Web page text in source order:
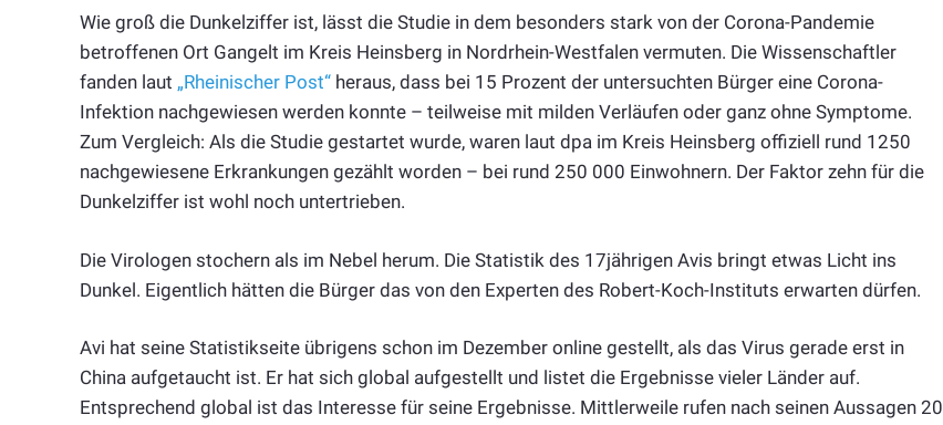
Wie groß die Dunkelziffer ist, lässt die Studie in dem besonders stark von der Corona-Pandemie
betroffenen Ort Gangelt im Kreis Heinsberg in Nordrhein-Westfalen vermuten. Die Wissenschaftler
fanden laut „Rheinischer Post“ heraus, dass bei 15 Prozent der untersuchten Bürger eine Corona-
Infektion nachgewiesen werden konnte – teilweise mit milden Verläufen oder ganz ohne Symptome.
Zum Vergleich: Als die Studie gestartet wurde, waren laut dpa im Kreis Heinsberg offiziell rund 1250
nachgewiesene Erkrankungen gezählt worden – bei rund 250 000 Einwohnern. Der Faktor zehn für die
Dunkelziffer ist wohl noch untertrieben.
Die Virologen stochern als im Nebel herum. Die Statistik des 17jährigen Avis bringt etwas Licht ins
Dunkel. Eigentlich hätten die Bürger das von den Experten des Robert-Koch-Instituts erwarten dürfen.
Avi hat seine Statistikseite übrigens schon im Dezember online gestellt, als das Virus gerade erst in
China aufgetaucht ist. Er hat sich global aufgestellt und listet die Ergebnisse vieler Länder auf.
Entsprechend global ist das Interesse für seine Ergebnisse. Mittlerweile rufen nach seinen Aussagen 20